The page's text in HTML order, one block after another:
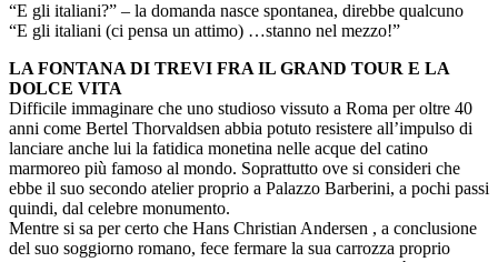
“E gli italiani?” – la domanda nasce spontanea, direbbe qualcuno
“E gli italiani (ci pensa un attimo) …stanno nel mezzo!”
LA FONTANA DI TREVI FRA IL GRAND TOUR E LA
DOLCE VITA
Difficile immaginare che uno studioso vissuto a Roma per oltre 40
anni come Bertel Thorvaldsen abbia potuto resistere all’impulso di
lanciare anche lui la fatidica monetina nelle acque del catino
marmoreo più famoso al mondo. Soprattutto ove si consideri che
ebbe il suo secondo atelier proprio a Palazzo Barberini, a pochi passi
quindi, dal celebre monumento.
Mentre si sa per certo che Hans Christian Andersen , a conclusione
del suo soggiorno romano, fece fermare la sua carrozza proprio